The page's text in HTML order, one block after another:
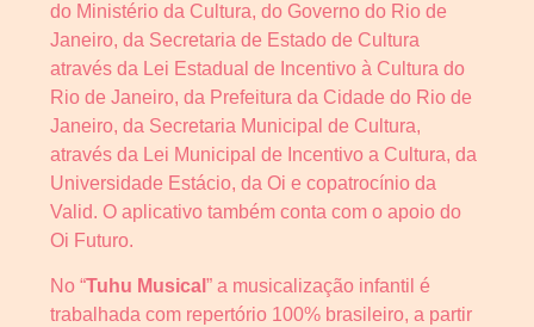
do Ministério da Cultura, do Governo do Rio de
Janeiro, da Secretaria de Estado de Cultura
através da Lei Estadual de Incentivo à Cultura do
Rio de Janeiro, da Prefeitura da Cidade do Rio de
Janeiro, da Secretaria Municipal de Cultura,
através da Lei Municipal de Incentivo a Cultura, da
Universidade Estácio, da Oi e copatrocínio da
Valid. O aplicativo também conta com o apoio do
Oi Futuro.
No “Tuhu Musical ” a musicalização infantil é
trabalhada com repertório 100% brasileiro, a partir